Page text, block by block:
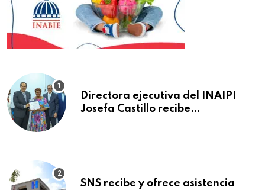
Directora ejecutiva del INAIPI
Josefa Castillo recibe
SNS recibe y ofrece asistencia